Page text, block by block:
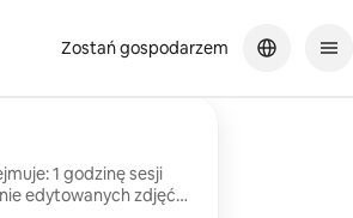
Zostań gospodarzem
1 godzinę sesji
edytowanych zdjęć